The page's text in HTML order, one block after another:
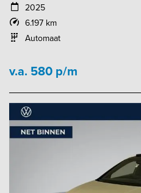
2025
6.197 km
Automaat
v.a. 580 p/m